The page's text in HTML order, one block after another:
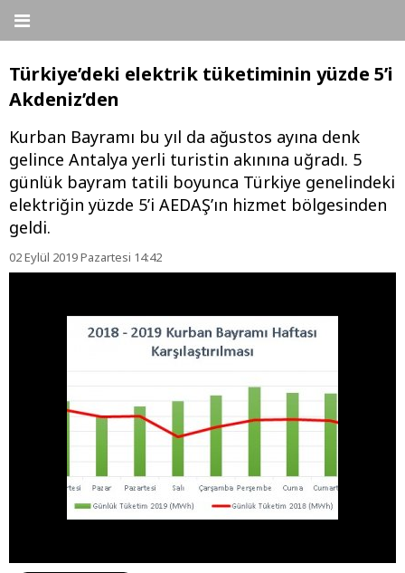
Türkiye’deki elektrik tüketiminin yüzde 5’i
Akdeniz’den
Kurban Bayramı bu yıl da ağustos ayına denk
gelince Antalya yerli turistin akınına uğradı. 5
günlük bayram tatili boyunca Türkiye genelindeki
elektriğin yüzde 5’i AEDAŞ’ın hizmet bölgesinden
geldi.
02 Eylül 2019 Pazartesi 14:42